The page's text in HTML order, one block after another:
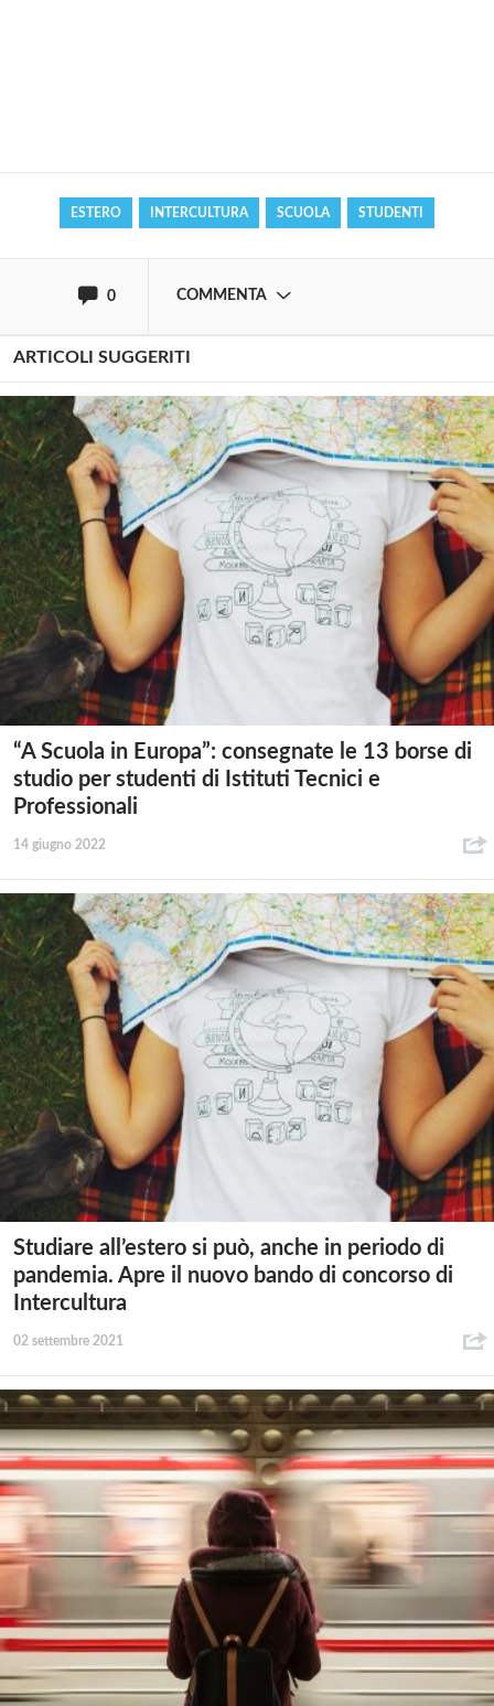
ESTERO INTERCULTURA SCUOLA STUDENTI
0 COMMENTA
ARTICOLI SUGGERITI
“A Scuola in Europa”: consegnate le 13 borse di
studio per studenti di Istituti Tecnici e
Professionali
14 giugno 2022
Studiare all’estero si può, anche in periodo di
pandemia. Apre il nuovo bando di concorso di
Intercultura
02 settembre 2021